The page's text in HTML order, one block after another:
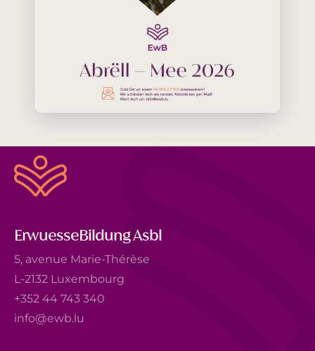
ErwuesseBildung Asbl
5, avenue Marie-Thérèse
L-2132 Luxembourg
+352 44 743 340
info@ewb.lu